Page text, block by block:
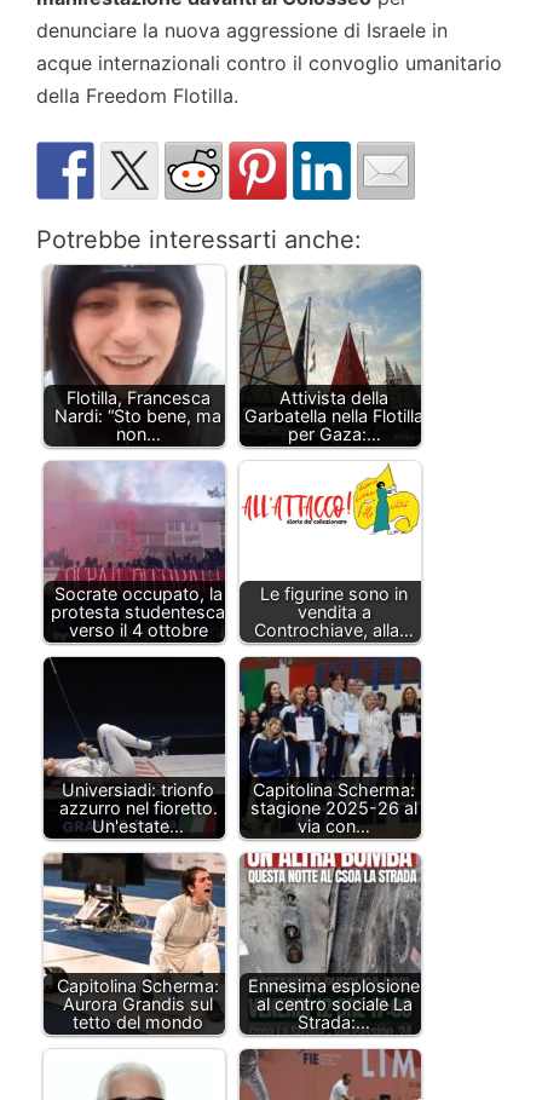
denunciare la nuova aggressione di Israele in
acque internazionali contro il convoglio umanitario
della Freedom Flotilla.
Potrebbe interessarti anche:
Flotilla, Francesca
Nardi: “Sto bene, ma
non…
Attivista della
Garbatella nella Flotilla
per Gaza:…
Socrate occupato, la
protesta studentesca
verso il 4 ottobre
Le figurine sono in
vendita a
Controchiave, alla…
Universiadi: trionfo
azzurro nel fioretto.
Un'estate…
Capitolina Scherma:
stagione 2025-26 al
via con…
Capitolina Scherma:
Aurora Grandis sul
tetto del mondo
Ennesima esplosione
al centro sociale La
Strada:…